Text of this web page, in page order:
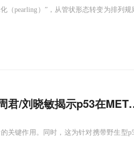
（pearling）”，从管状形态转变为排列规
/刘晓敏揭示p53在
关键作用。同时，这为针对携带野生型